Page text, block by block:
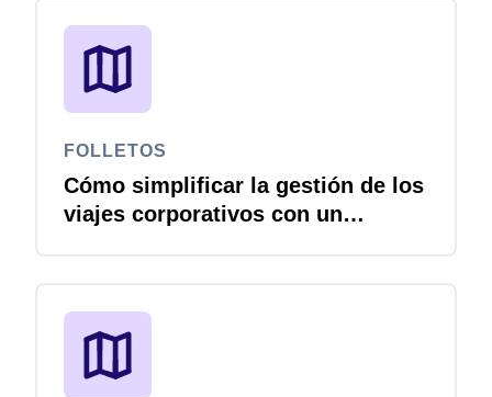
FOLLETOS
Cómo simplificar la gestión de los
viajes corporativos con un